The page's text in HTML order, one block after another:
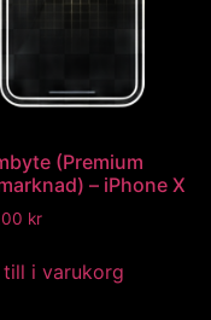
(Premium
– iPhone X
kr
till i varukorg